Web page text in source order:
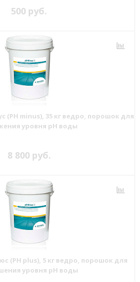
500 руб.
(PH minus), 35 кг ведро, порошок для
уровня рН воды
8 800 руб.
(PH plus), 5 кг ведро, порошок для
уровня рН воды